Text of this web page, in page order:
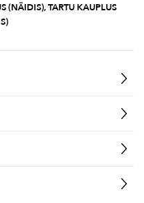
(NÄIDIS), TARTU KAUPLUS